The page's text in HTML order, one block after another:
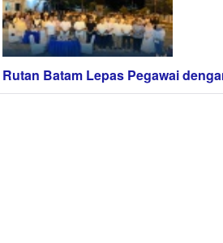
Rutan Batam Lepas Pegawai